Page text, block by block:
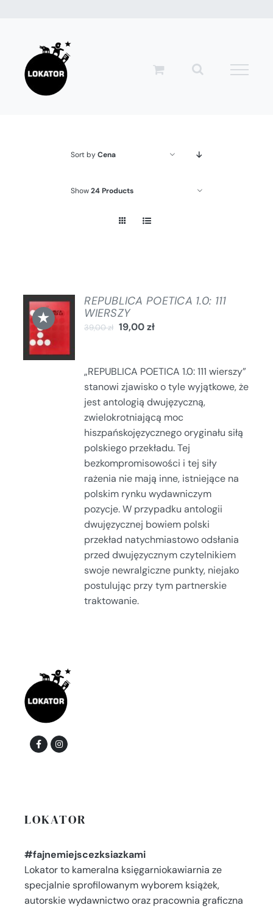
zawartości
Sort byCena
Show24 Products
★
DODAJ
DO
KOSZYKA
/
SZCZEGÓŁY
REPUBLICA POETICA 1.0: 111
WIERSZY
39,00zł 19,00zł
„REPUBLICA POETICA 1.0: 111 wierszy”
stanowi zjawisko o tyle wyjątkowe, że
jest antologią dwujęzyczną,
zwielokrotniającą moc
hiszpańskojęzycznego oryginału siłą
polskiego przekładu. Tej
bezkompromisowości i tej siły
rażenia nie mają inne, istniejące na
polskim rynku wydawniczym
pozycje. W przypadku antologii
dwujęzycznej bowiem polski
przekład natychmiastowo odsłania
przed dwujęzycznym czytelnikiem
swoje newralgiczne punkty, niejako
postulując przy tym partnerskie
traktowanie.
LOKATOR
#fajnemiejscezksiazkami
Lokator to kameralna księgarniokawiarnia ze
specjalnie sprofilowanym wyborem książek,
autorskie wydawnictwo oraz pracownia graficzna